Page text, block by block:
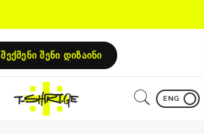
შექმენი შენი დიზაინი
ENG